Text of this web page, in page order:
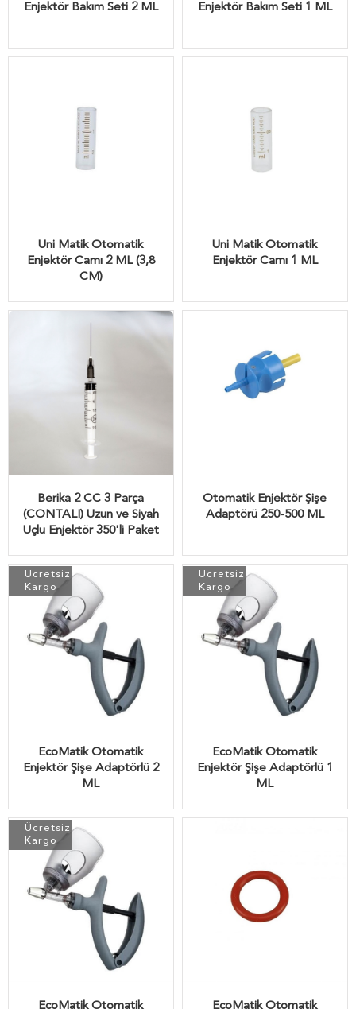
Enjektör Bakım Seti 2 ML
Enjektör Bakım Seti 1 ML
Uni Matik Otomatik
Enjektör Camı 2 ML (3,8
CM)
Uni Matik Otomatik
Enjektör Camı 1 ML
Berika 2 CC 3 Parça
(CONTALI) Uzun ve Siyah
Uçlu Enjektör 350'li Paket
Otomatik Enjektör Şişe
Adaptörü 250-500 ML
EcoMatik Otomatik
Enjektör Şişe Adaptörlü 2
ML
Ücretsiz
Kargo
EcoMatik Otomatik
Enjektör Şişe Adaptörlü 1
ML
Ücretsiz
Kargo
EcoMatik Otomatik
Ücretsiz
Kargo
EcoMatik Otomatik